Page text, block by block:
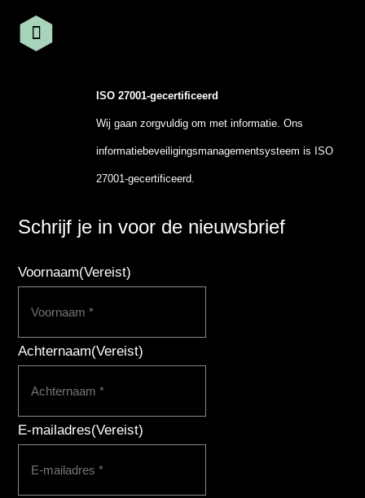
ISO 27001-gecertificeerd
Wij gaan zorgvuldig om met informatie. Ons
informatiebeveiligingsmanagementsysteem is ISO
27001-gecertificeerd.
Schrijf je in voor de nieuwsbrief
Voornaam(Vereist)
Achternaam(Vereist)
E-mailadres(Vereist)